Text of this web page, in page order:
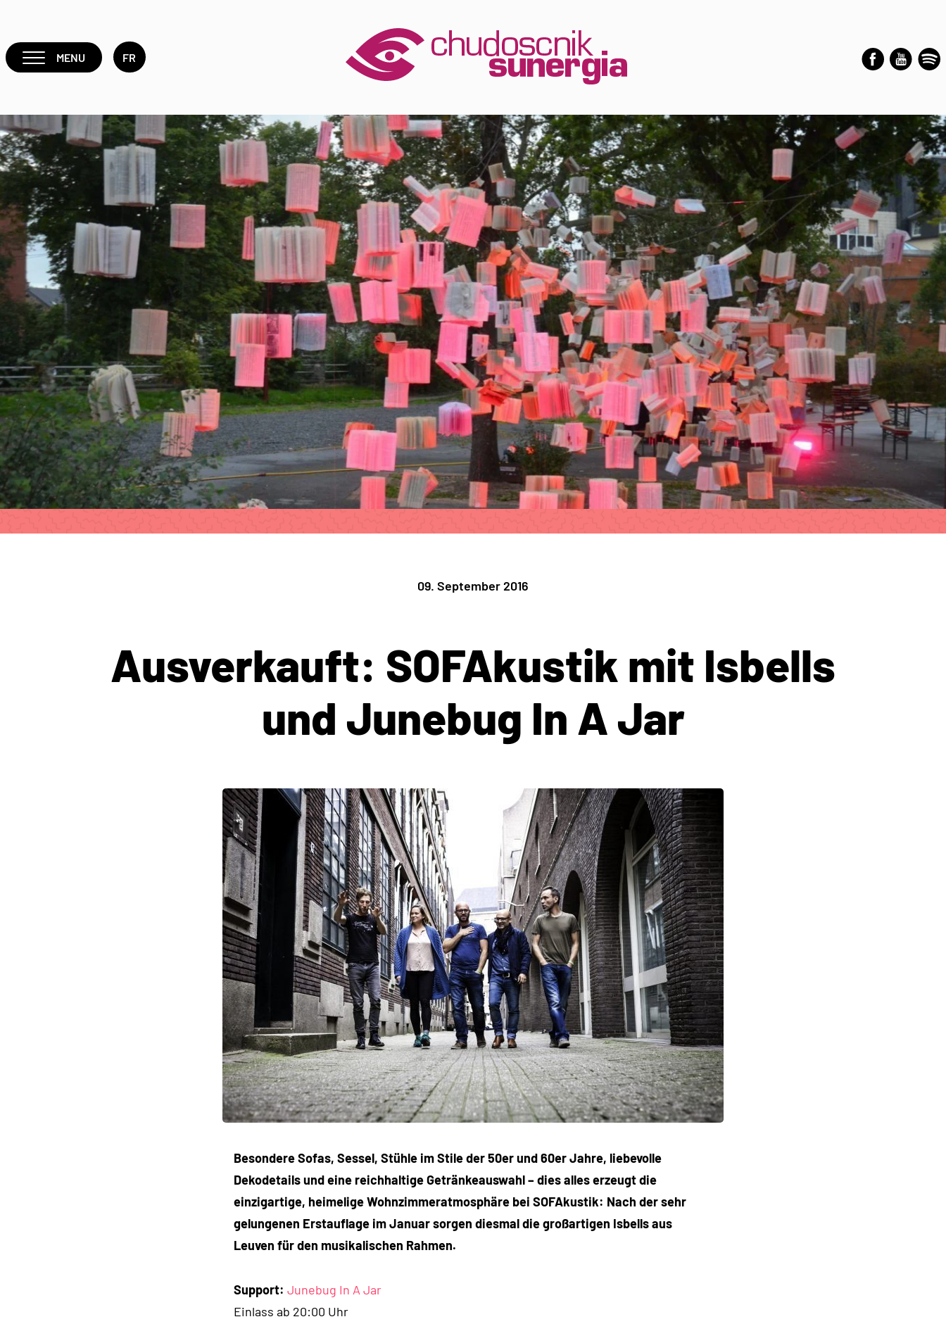
MENU FR
09. September 2016
Ausverkauft: SOFAkustik mit Isbells
und Junebug In A Jar
Besondere Sofas, Sessel, Stühle im Stile der 50er und 60er Jahre, liebevolle
Dekodetails und eine reichhaltige Getränkeauswahl – dies alles erzeugt die
einzigartige, heimelige Wohnzimmeratmosphäre bei SOFAkustik: Nach der sehr
gelungenen Erstauflage im Januar sorgen diesmal die großartigen Isbells aus
Leuven für den musikalischen Rahmen.
Support: Junebug In A Jar
Einlass ab 20:00 Uhr